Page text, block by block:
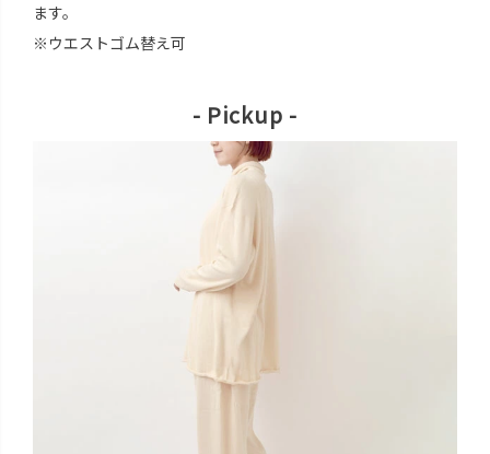
ます。
※ウエストゴム替え可
- Pickup -